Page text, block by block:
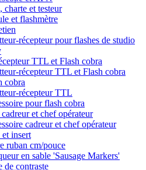
charte et testeur
et flashmètre
récepteur pour flashes de studio
TTL et Flash cobra
récepteur TTL et Flash cobra
cobra
récepteur TTL
pour flash cobra
et chef opérateur
cadreur et chef opérateur
insert
ruban cm/pouce
en sable 'Sausage Markers'
de contraste